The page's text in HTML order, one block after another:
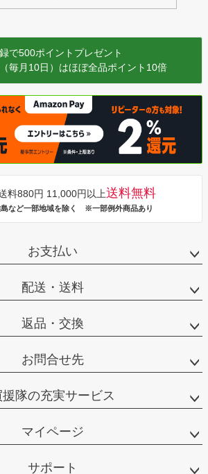
で500ポイントプレゼント
毎月10日）はほぼ全品ポイント10倍
料880円 11,000円以上送料無料
など一部地域を除く ※一部例外商品あり
お支払い
配送・送料
返品・交換
お問合せ先
援隊の充実サービス
マイページ
サポート